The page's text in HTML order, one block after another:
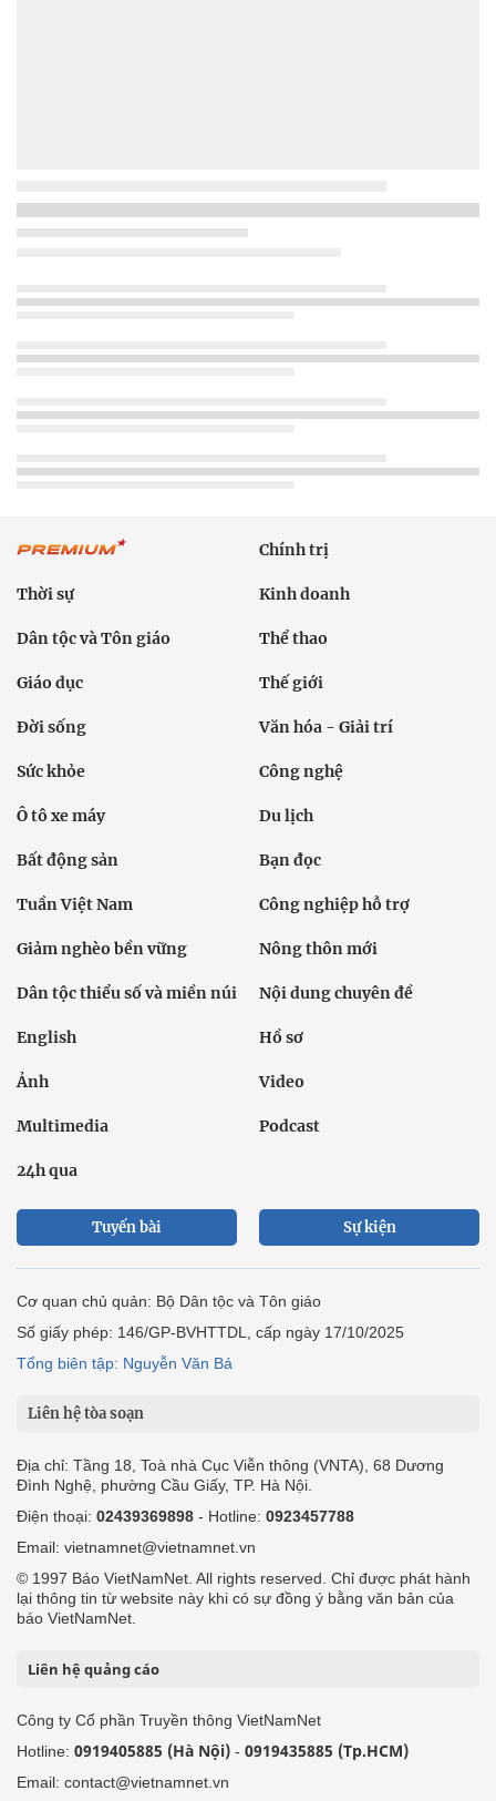
Chính trị
Thời sự Kinh doanh
Dân tộc và Tôn giáo Thể thao
Giáo dục Thế giới
Đời sống Văn hóa - Giải trí
Sức khỏe Công nghệ
Ô tô xe máy Du lịch
Bất động sản Bạn đọc
Tuần Việt Nam Công nghiệp hỗ trợ
Giảm nghèo bền vững Nông thôn mới
Dân tộc thiểu số và miền núi Nội dung chuyên đề
English Hồ sơ
Ảnh Video
Multimedia Podcast
24h qua
Tuyến bài Sự kiện
Cơ quan chủ quản: Bộ Dân tộc và Tôn giáo
Số giấy phép: 146/GP-BVHTTDL, cấp ngày 17/10/2025
Tổng biên tập: Nguyễn Văn Bá
Liên hệ tòa soạn
Địa chỉ: Tầng 18, Toà nhà Cục Viễn thông (VNTA), 68 Dương
Đình Nghệ, phường Cầu Giấy, TP. Hà Nội.
Điện thoại: 02439369898 - Hotline: 0923457788
Email: vietnamnet@vietnamnet.vn
© 1997 Báo VietNamNet. All rights reserved. Chỉ được phát hành
lại thông tin từ website này khi có sự đồng ý bằng văn bản của
báo VietNamNet.
Liên hệ quảng cáo
Công ty Cổ phần Truyền thông VietNamNet
Hotline: 0919405885 (Hà Nội) - 0919435885 (Tp.HCM)
Email: contact@vietnamnet.vn